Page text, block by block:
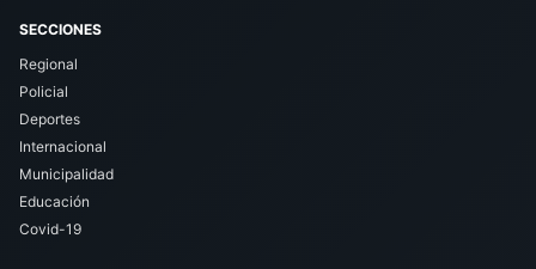
SECCIONES
Regional
Policial
Deportes
Internacional
Municipalidad
Educación
Covid-19